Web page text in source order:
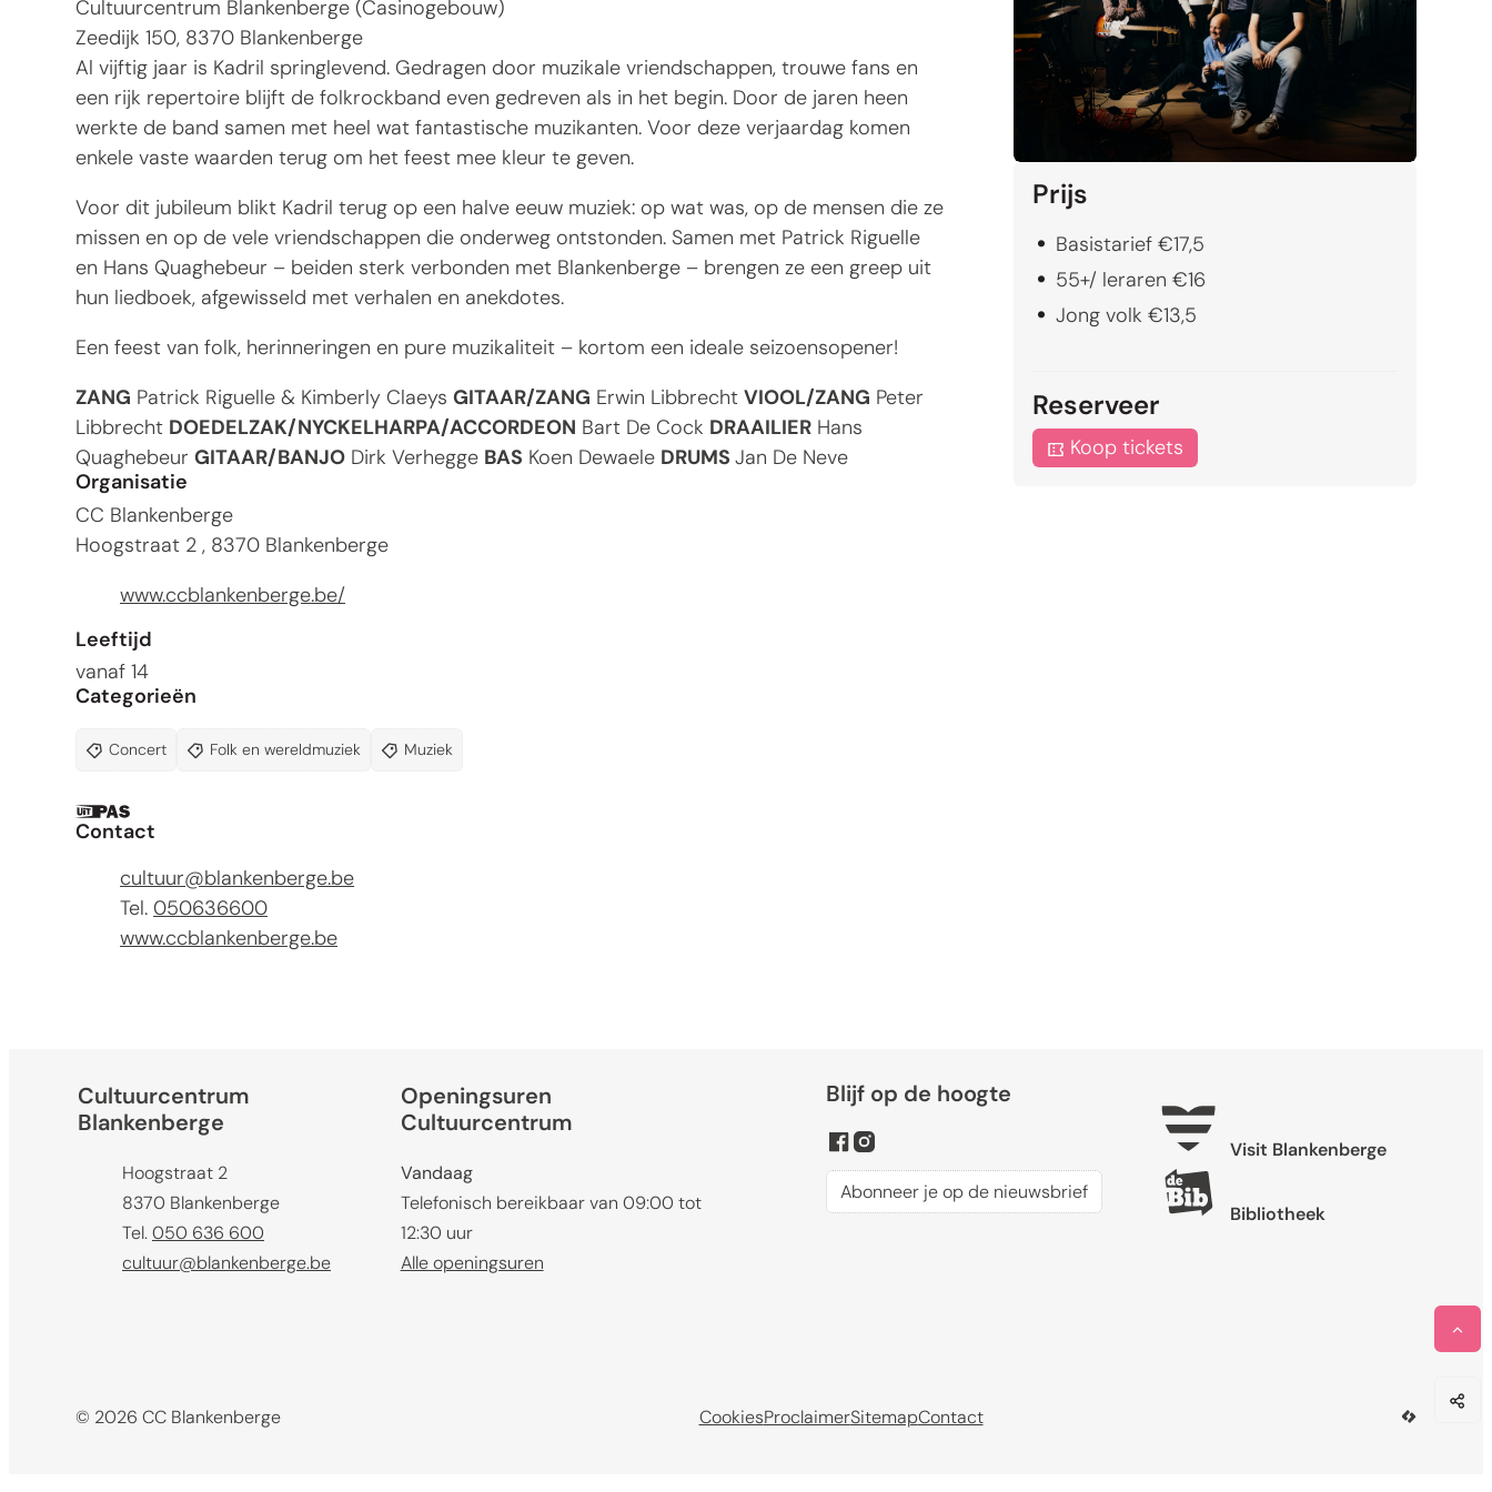
Cultuurcentrum Blankenberge (Casinogebouw)
Zeedijk 150, 8370 Blankenberge
Al vijftig jaar is Kadril springlevend. Gedragen door muzikale vriendschappen, trouwe fans en
een rijk repertoire blijft de folkrockband even gedreven als in het begin. Door de jaren heen
werkte de band samen met heel wat fantastische muzikanten. Voor deze verjaardag komen
enkele vaste waarden terug om het feest mee kleur te geven.
Voor dit jubileum blikt Kadril terug op een halve eeuw muziek: op wat was, op de mensen die ze
missen en op de vele vriendschappen die onderweg ontstonden. Samen met Patrick Riguelle
en Hans Quaghebeur – beiden sterk verbonden met Blankenberge – brengen ze een greep uit
hun liedboek, afgewisseld met verhalen en anekdotes.
Een feest van folk, herinneringen en pure muzikaliteit – kortom een ideale seizoensopener!
ZANG Patrick Riguelle & Kimberly Claeys GITAAR/ZANG Erwin Libbrecht VIOOL/ZANG Peter
Libbrecht DOEDELZAK/NYCKELHARPA/ACCORDEON Bart De Cock DRAAILIER Hans
Quaghebeur GITAAR/BANJO Dirk Verhegge BAS Koen Dewaele DRUMS Jan De Neve
Organisatie
CC Blankenberge
Hoogstraat 2 , 8370 Blankenberge
Websitewww.ccblankenberge.be/
Leeftijd
vanaf 14
Categorieën
Concert Folk en wereldmuziek Muziek
Contact
E-mailcultuur@blankenberge.be
050636600
Websitewww.ccblankenberge.be
Prijs
Basistarief €17,5
55+/ leraren €16
Jong volk €13,5
Reserveer
Koop tickets
Contact & openingsuren
Cultuurcentrum
Blankenberge
AdresHoogstraat 2
,8370 Blankenberge
050 636 600
E-mailcultuur@blankenberge.be
Openingsuren
Cultuurcentrum
Vandaag
Telefonisch bereikbaar van 09:00 tot
12:30 uur
Alle openingsurenCC Blankenberge
Blijf op de hoogte
Facebook
Instagram
Abonneer je op de nieuwsbrief
Visit Blankenberge
Bibliotheek
© 2026 CC Blankenberge CookiesProclaimerSitemapContact LCP nv